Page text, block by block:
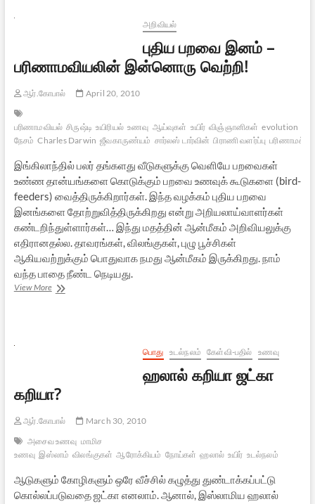
அறிவியல்
புதிய பறவை இனம் –
பரிணாமவியலின் இன்னொரு வெற்றி!
ஆர்.கோபால் April 20, 2010
பரிணாமவியல் சிருஷ்டி உயிரியல் உணவு ஆய்வுகள் உயிர் விஞ்ஞானிகள் evolution
நேசம் Charles Darwin ஜீவகாருண்யம் சார்லஸ் டார்வின் பிராணி வளர்ப்பு பரிணாமக்
இங்கிலாந்தில் பலர் தங்களது வீடுகளுக்கு வெளியே பறவைகள்
உண்ண தான்யங்களை கொடுக்கும் பறவை உணவுக் கூடுகளை (bird-
feeders) வைத்திருக்கிறார்கள். இந்த வழக்கம் புதிய பறவை
இனங்களை தோற்றுவித்திருக்கிறது என்று அறியலாய்வாளர்கள்
கண்டறிந்துள்ளார்கள்… இந்து மதத்தின் ஆன்மீகம் அறிவியலுக்கு
எதிரானதல்ல. தாவரங்கள், விலங்குகள், புழு பூச்சிகள்
ஆகியவற்றுக்கும் பொதுவாக நமது ஆன்மீகம் இருக்கிறது. நாம்
வந்த பாதை நீண்ட நெடியது.
View Moreபுதிய
பொது உடல்நலம் கேள்வி-பதில் உணவு
ஹலால் கறியா ஜட்கா
கறியா?
ஆர்.கோபால்
March 30, 2010
அசைவ உணவு மாமிச
உணவு இஸ்லாம் விலங்குகள் ஆரோக்கியம் நோய்கள் ஹலால் உயிர் உடல்நலம்
ஆடுகளும் கோழிகளும் ஒரே வீச்சில் கழுத்து துண்டாக்கப்பட்டு
கொல்லப்படுவதை ஜட்கா எனலாம். ஆனால், இஸ்லாமிய ஹலால்